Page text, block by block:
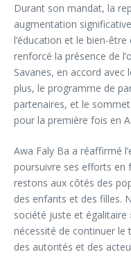
Durant son mandat, la
augmentation
l’éducation et le bien-
renforcé la présence de
Savanes, en accord
plus, le programme de
partenaires, et le
pour la première fois en
Awa Faly Ba a réaffirmé
poursuivre ses efforts en
restons aux côtés des
des enfants et des filles.
société juste et égalitaire
nécessité de continuer le
des autorités et des